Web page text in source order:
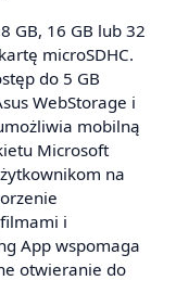
GB, 16 GB lub 32
microSDHC.
do 5 GB
WebStorage i
mobilną
Microsoft
na
i
App wspomaga
otwieranie do